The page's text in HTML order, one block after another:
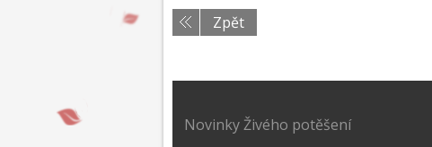
Zpět
Novinky Živého potěšení